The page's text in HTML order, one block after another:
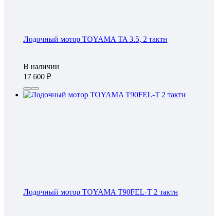
Лодочный мотор TOYAMA TA 3.5, 2 тактн
В наличии
17 600
Лодочный мотор TOYAMA T90FEL-T 2 тактн